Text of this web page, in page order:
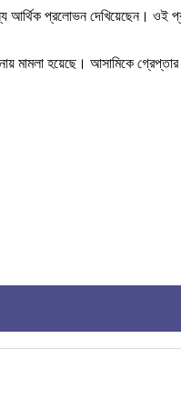
প্রলোভন দেখিয়েছেন। ওই
মামলা হয়েছে। আসামিকে